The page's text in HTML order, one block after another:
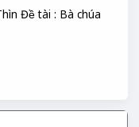
Đề tài : Bà chúa